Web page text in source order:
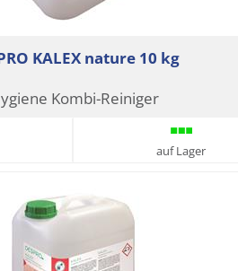
KALEX nature 10 kg
Kombi-Reiniger
auf Lager